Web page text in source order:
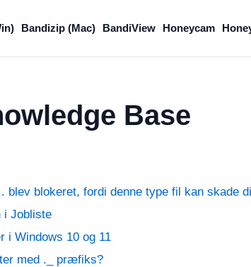
Bandizip (Mac) BandiView Honeycam
Base
blev blokeret, fordi denne type fil kan skade
i Jobliste
i Windows 10 og 11
med ._ præfiks?